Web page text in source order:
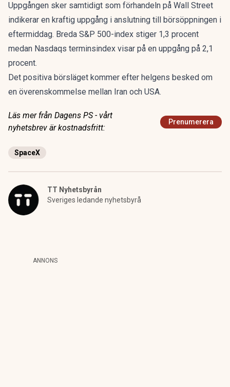
Uppgången sker samtidigt som förhandeln på Wall Street
indikerar en kraftig uppgång i anslutning till börsöppningen i
eftermiddag. Breda S&P 500-index stiger 1,3 procent
medan Nasdaqs terminsindex visar på en uppgång på 2,1
procent.
Det positiva börsläget kommer efter helgens besked om
en överenskommelse mellan Iran och USA.
Läs mer från Dagens PS - vårt
nyhetsbrev är kostnadsfritt:
Prenumerera
SpaceX
TT Nyhetsbyrån
Sveriges ledande nyhetsbyrå
ANNONS